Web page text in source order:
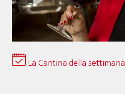
La Cantina della settimana